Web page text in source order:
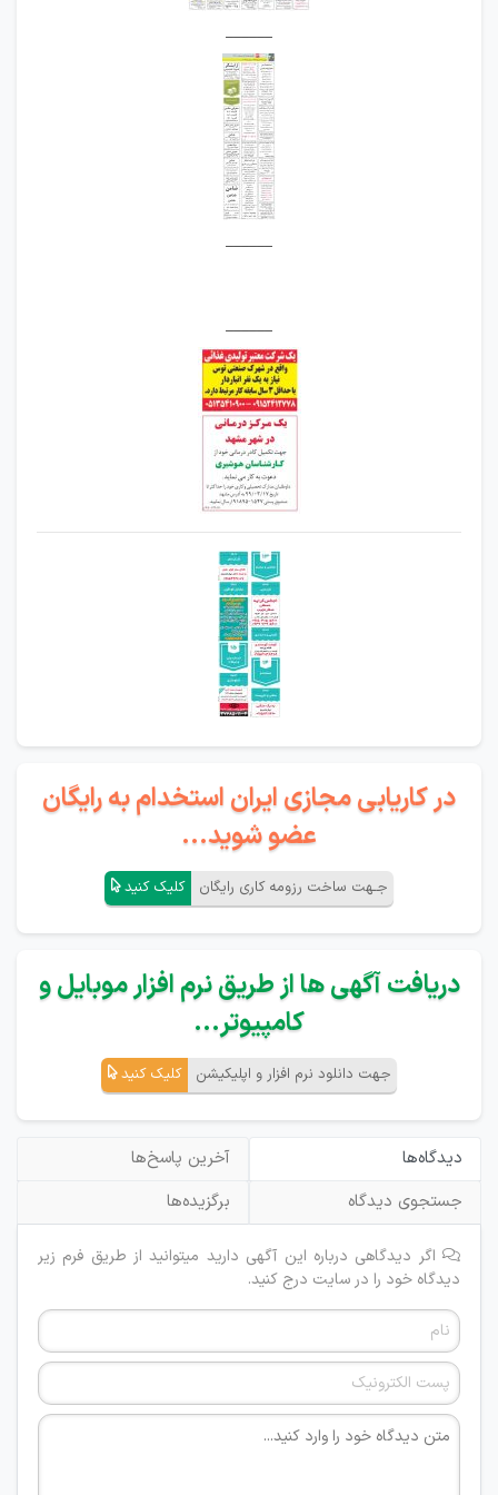
______
______
______
در کاریابی مجازی ایران استخدام به رایگان
عضو شوید...
جـهت ساخت رزومه کاری رایگان کلیک کنید
دریافت آگهی ها از طریق نرم افزار موبایل و
کامپیوتر...
جهت دانلود نرم افزار و اپلیکیشن کلیک کنید
دیدگاه‌ها
آخرین پاسخ‌ها
جستجوی دیدگاه
برگزیده‌ها
اگر دیدگاهی درباره این آگهی دارید میتوانید از طریق فرم زیر
دیدگاه خود را در سایت درج کنید.